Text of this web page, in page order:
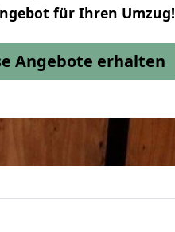
für Ihren Umzug!
Angebote erhalten